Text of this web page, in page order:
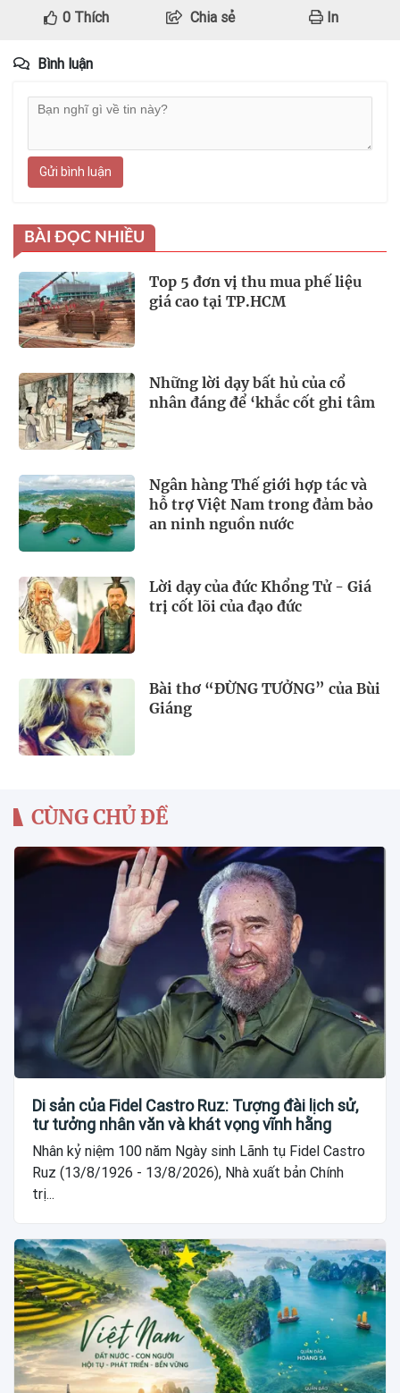
0Thích Chia sẻ In
Bình luận
Gửi bình luận
BÀI ĐỌC NHIỀU
Top 5 đơn vị thu mua phế liệu
giá cao tại TP.HCM
Những lời dạy bất hủ của cổ
nhân đáng để ‘khắc cốt ghi tâm
Ngân hàng Thế giới hợp tác và
hỗ trợ Việt Nam trong đảm bảo
an ninh nguồn nước
Lời dạy của đức Khổng Tử - Giá
trị cốt lõi của đạo đức
Bài thơ “ĐỪNG TƯỞNG” của Bùi
Giáng
CÙNG CHỦ ĐỀ
Di sản của Fidel Castro Ruz: Tượng đài lịch sử,
tư tưởng nhân văn và khát vọng vĩnh hằng
Nhân kỷ niệm 100 năm Ngày sinh Lãnh tụ Fidel Castro
Ruz (13/8/1926 - 13/8/2026), Nhà xuất bản Chính
trị...